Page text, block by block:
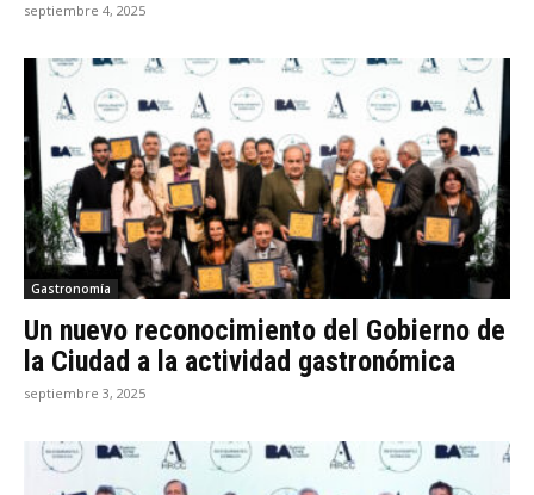
septiembre 4, 2025
Gastronomía
Un nuevo reconocimiento del Gobierno de
la Ciudad a la actividad gastronómica
septiembre 3, 2025